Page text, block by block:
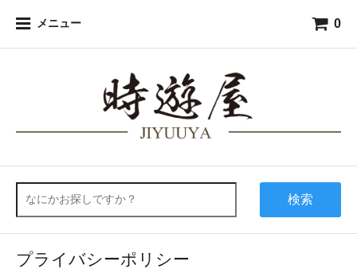
メニュー 0
検索
プライバシーポリシー